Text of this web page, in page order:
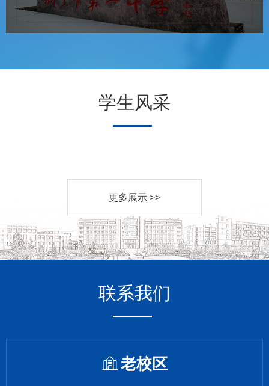
学生风采
更多展示 >>
联系我们
老校区